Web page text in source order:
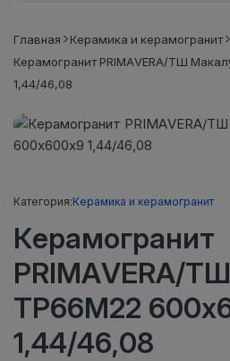
Главная
Керамика и керамогранит
Керамогранит PRIMAVERA/ТШ
1,44/46,08
Категория:Керамика и керамогранит
Керамогранит
PRIMAVERA/
TP66M22
1,44/46,08